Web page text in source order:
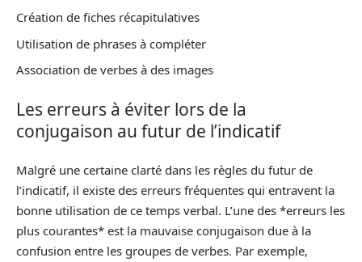
Création de fiches récapitulatives
Utilisation de phrases à compléter
Association de verbes à des images
Les erreurs à éviter lors de la
conjugaison au futur de l’indicatif
Malgré une certaine clarté dans les règles du futur de
l’indicatif, il existe des erreurs fréquentes qui entravent la
bonne utilisation de ce temps verbal. L’une des *erreurs les
plus courantes* est la mauvaise conjugaison due à la
confusion entre les groupes de verbes. Par exemple,